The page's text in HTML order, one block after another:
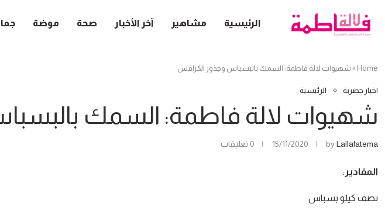
الرئيسية مشاهير آخر الأخبار صحة موضة
Home
» شهيوات لالة فاطمة: السمك بالبسباس وجذور الكرافس
اخبار حصرية الرئيسية
شهيوات لالة فاطمة: السمك
byLallafatema
15/11/2020 0 تعليقات
المقادير :
نصف كيلو بسباس